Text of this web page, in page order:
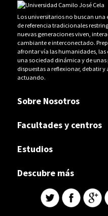
Los universitarios no buscan
de referencia tradicionales
nuevas generaciones viven,
cambiante e interconectado.
afrontar vía las humanidades,
una sociedad dinámica y de
dispuestas a reflexionar, debatir
actuando.
Sobre Nosotros
Facultades y centros
Estudios
Descubre más